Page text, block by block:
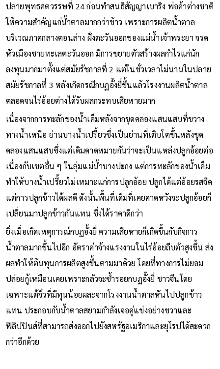
ปลายพุทธศตวรรษที่ 24 ก่อนทำสนธิสัญญาเบาริง พ่อค้าต่างชาติ
ให้ความสำคัญแก่น้ำตาลมากกว่าข้าว เพราะการผลิตน้ำตาล
บริเวณภาคกลางตอนล่าง ฝั่งตะวันออกของแม่น้ำเจ้าพระยา จรด
หัวเมืองชายทะเลตะวันออก มีการขยายตัวสร้างผลกำไรแก่นัก
ลงทุนมากมาตั้งแต่สมัยรัชกาลที่ 2 แต่ในชั่วเวลาไม่นานในปลาย
สมัยรัชกาลที่ 3 หลังเกิดกรณีกบฏอั้งยี่ขึ้นแล้วโรงงานผลิตน้ำตาล
ตลอดจนไร่อ้อยต่างได้รับผลกระทบเสียหายมาก
เนื่องจากการทะลักของน้ำเค็มหลังจากขุดคลองแสนแสบที่ขวาง
ทางน้ำเหนือ ย่านบางน้ำเปรี้ยวซึ่งเป็นย่านที่เติบโตขึ้นหลังขุด
คลองแสนแสบซึ่งแต่เดิมคาดหมายกันว่าจะเป็นแหล่งปลูกอ้อยต่อ
เนื่องกับเขตอื่น ๆ ในลุ่มแม่น้ำบางปะกง แต่การทะลักของน้ำเค็ม
ทำให้บางน้ำเปรี้ยวไม่เหมาะแก่การปลูกอ้อย ปลูกได้แต่อ้อยรสจืด
แต่การปลูกข้าวได้ผลดี ดังนั้นพื้นที่เดิมที่เคยคาดหวังจะปลูกอ้อยก็
เปลี่ยนมาปลูกข้าวกันแทน ซึ่งได้ราคาดีกว่า
ยิ่งเมื่อเกิดเหตุการณ์กบฏอั้งยี่ ความเสียหายก็เกิดขึ้นกับกิจการ
น้ำตาลมากขึ้นไปอีก อัตราค่าจ้างแรงงานในไร่อ้อยถีบตัวสูงขึ้น ส่ง
ผลทำให้ต้นทุนการผลิตสูงขึ้นตามมาด้วย โดยที่ทางการไม่ยอม
ปล่อยกู้เหมือนเคยเพราะกลัวจะซ้ำรอยกบฏอั้งยี่ ชาวจีนโดย
เฉพาะแต้จิ๋วที่มีทุนน้อยผละจากโรงงานน้ำตาลหันไปปลูกข้าว
แทน ประกอบกับน้ำตาลสยามกำลังเจอคู่แข่งอย่างชวาและ
ฟิลิปปินส์ที่สามารถส่งออกไปยังสหรัฐอเมริกาและยุโรปได้สะดวก
กว่าอีกด้วย